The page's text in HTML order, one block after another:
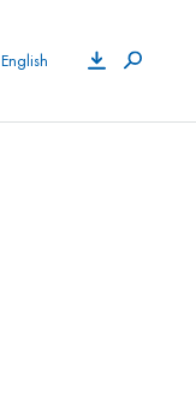
English